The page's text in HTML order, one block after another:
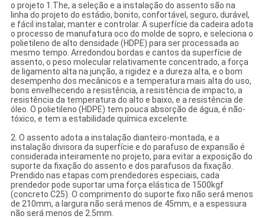
o projeto 1.The, a seleção e a instalação do assento são na
linha do projeto do estádio, bonito, confortável, seguro, durável,
e fácil instalar, manter e controlar. A superfície da cadeira adota
o processo de manufatura oco do molde de sopro, e seleciona o
polietileno de alto densidade (HDPE) para ser processada ao
mesmo tempo. Arredondou bordas e cantos da superfície de
assento, o peso molecular relativamente concentrado, a força
de ligamento alta na junção, a rigidez e a dureza alta, e o bom
desempenho dos mecânicos e a temperatura mais alta do uso,
bons envelhecendo a resistência, a resistência de impacto, a
resistência da temperatura do alto e baixo, e a resistência de
óleo. O polietileno (HDPE) tem pouca absorção de água, é não-
tóxico, e tem a estabilidade química excelente.
2. O assento adota a instalação dianteiro-montada, e a
instalação divisora da superfície e do parafuso de expansão é
considerada inteiramente no projeto, para evitar a exposição do
suporte da fixação do assento e dos parafusos da fixação.
Prendido nas etapas com prendedores especiais, cada
prendedor pode suportar uma força elástica de 1500kgf
(concreto C25). O comprimento do suporte fixo não será menos
de 210mm, a largura não será menos de 45mm, e a espessura
não será menos de 2.5mm.